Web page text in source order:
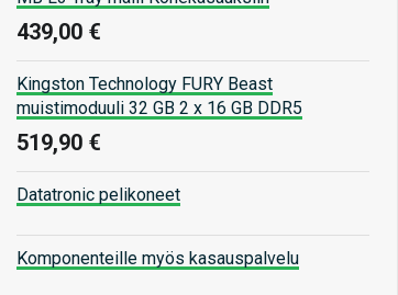
439,00 €
Kingston Technology FURY Beast
muistimoduuli 32 GB 2 x 16 GB DDR5
519,90 €
Datatronic pelikoneet
Komponenteille myös kasauspalvelu